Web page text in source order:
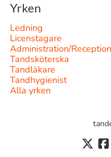
Yrken
Ledning
Licenstagare
Administration/Reception
Tandsköterska
Tandläkare
Tandhygienist
Alla yrken